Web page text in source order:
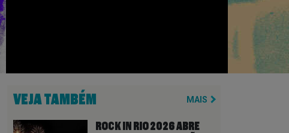
VEJA TAMBÉM MAIS
ROCK IN RIO 2026 ABRE